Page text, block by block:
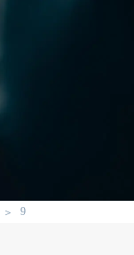
9